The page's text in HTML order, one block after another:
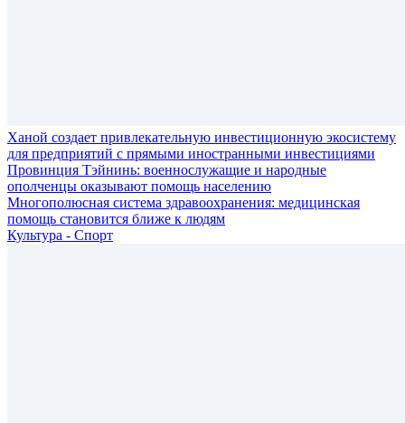
Ханой создает привлекательную инвестиционную экосистему
для предприятий с прямыми иностранными инвестициями
Провинция Тэйнинь: военнослужащие и народные
ополченцы оказывают помощь населению
Многополюсная система здравоохранения: медицинская
помощь становится ближе к людям
Культура - Спорт